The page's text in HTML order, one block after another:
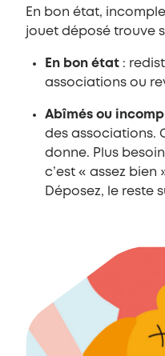
En bon état,
jouet déposé trouve
En bon état :
associations ou
Abîmés ou
des associations.
donne. Plus
c’est « assez bien
Déposez, le reste